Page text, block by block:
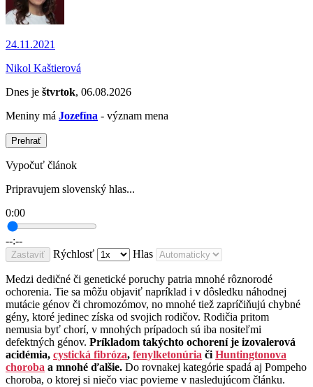
24.11.2021
Nikol Kaštierová
Dnes je štvrtok, 06.08.2026
Meniny má Jozefína - význam mena
Prehrať
Vypočuť článok
Pripravujem slovenský hlas...
0:00
--:--
Zastaviť Rýchlosť Hlas
Medzi dedičné či genetické poruchy patria mnohé rôznorodé
ochorenia. Tie sa môžu objaviť napríklad i v dôsledku náhodnej
mutácie génov či chromozómov, no mnohé tiež zapríčiňujú chybné
gény, ktoré jedinec získa od svojich rodičov. Rodičia pritom
nemusia byť chorí, v mnohých prípadoch sú iba nositeľmi
defektných génov. Príkladom takýchto ochorení je izovalerová
acidémia, cystická fibróza, fenylketonúria čiHuntingtonova
choroba a mnohé ďalšie. Do rovnakej kategórie spadá aj Pompeho
choroba, o ktorej si niečo viac povieme v nasledujúcom článku.